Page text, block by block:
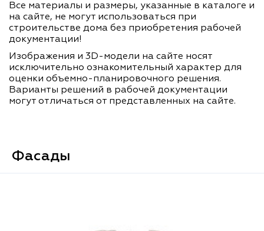
Все материалы и размеры, указанные в каталоге и
на сайте, не могут использоваться при
строительстве дома без приобретения рабочей
документации!
Изображения и 3D-модели на сайте носят
исключительно ознакомительный характер для
оценки объемно-планировочного решения.
Варианты решений в рабочей документации
могут отличаться от представленных на сайте.
Фасады